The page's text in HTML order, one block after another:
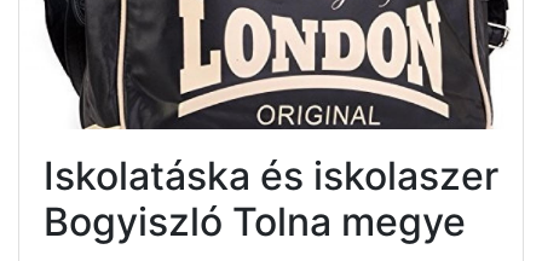
Iskolatáska és iskolaszer
Bogyiszló Tolna megye